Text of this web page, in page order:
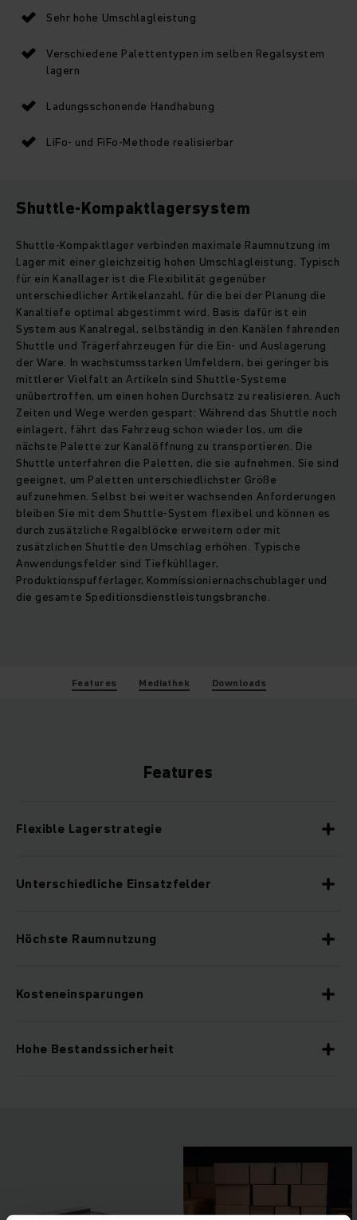
Sehr hohe Umschlagleistung
Verschiedene Palettentypen im selben Regalsystem
lagern
Ladungsschonende Handhabung
LiFo- und FiFo-Methode realisierbar
Shuttle-Kompaktlagersystem
Shuttle-Kompaktlager verbinden maximale Raumnutzung im
Lager mit einer gleichzeitig hohen Umschlagleistung. Typisch
für ein Kanallager ist die Flexibilität gegenüber
unterschiedlicher Artikelanzahl, für die bei der Planung die
Kanaltiefe optimal abgestimmt wird. Basis dafür ist ein
System aus Kanalregal, selbständig in den Kanälen fahrenden
Shuttle und Trägerfahrzeugen für die Ein- und Auslagerung
der Ware. In wachstumsstarken Umfeldern, bei geringer bis
mittlerer Vielfalt an Artikeln sind Shuttle-Systeme
unübertroffen, um einen hohen Durchsatz zu realisieren. Auch
Zeiten und Wege werden gespart: Während das Shuttle noch
einlagert, fährt das Fahrzeug schon wieder los, um die
nächste Palette zur Kanalöffnung zu transportieren. Die
Shuttle unterfahren die Paletten, die sie aufnehmen. Sie sind
geeignet, um Paletten unterschiedlichster Größe
aufzunehmen. Selbst bei weiter wachsenden Anforderungen
bleiben Sie mit dem Shuttle-System flexibel und können es
durch zusätzliche Regalblöcke erweitern oder mit
zusätzlichen Shuttle den Umschlag erhöhen. Typische
Anwendungsfelder sind Tiefkühllager,
Produktionspufferlager, Kommissioniernachschublager und
die gesamte Speditionsdienstleistungsbranche.
Features Mediathek Downloads
Features
Flexible Lagerstrategie
Unterschiedliche Einsatzfelder
Höchste Raumnutzung
Kosteneinsparungen
Hohe Bestandssicherheit